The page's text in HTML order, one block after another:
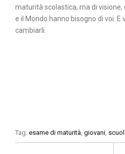
maturità scolastica, ma di visione,
e il Mondo hanno bisogno di voi. E
cambiarli.
Tag: esame di maturità giovani